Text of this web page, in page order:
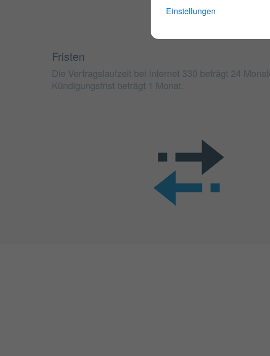
Einstellungen
Fristen
Die Vertragslaufzeit bei Internet 330 beträgt 24
Kündigungsfrist beträgt 1 Monat.